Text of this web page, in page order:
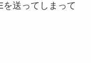
送ってしまって